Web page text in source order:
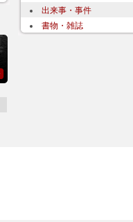
出来事・事件
書物・雑誌